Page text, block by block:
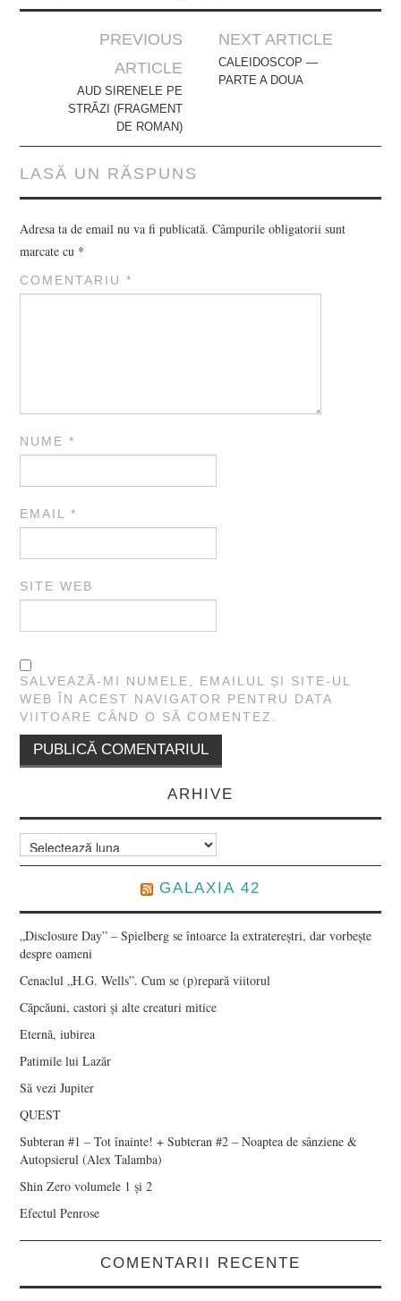
navigation
PREVIOUS
ARTICLE
AUD SIRENELE PE
STRĂZI (FRAGMENT
DE ROMAN)
NEXT ARTICLE
CALEIDOSCOP —
PARTE A DOUA
LASĂ UN RĂSPUNS
Adresa ta de email nu va fi publicată. Câmpurile obligatorii sunt
marcate cu *
COMENTARIU*
NUME*
EMAIL*
SITE WEB
SALVEAZĂ-MI NUMELE, EMAILUL ȘI SITE-UL
WEB ÎN ACEST NAVIGATOR PENTRU DATA
VIITOARE CÂND O SĂ COMENTEZ.
ARHIVE
Arhive
GALAXIA 42
„Disclosure Day” – Spielberg se întoarce la extratereștri, dar vorbește
despre oameni
Cenaclul „H.G. Wells”. Cum se (p)repară viitorul
Căpcăuni, castori și alte creaturi mitice
Eternă, iubirea
Patimile lui Lazăr
Să vezi Jupiter
QUEST
Subteran #1 – Tot înainte! + Subteran #2 – Noaptea de sânziene &
Autopsierul (Alex Talamba)
Shin Zero volumele 1 și 2
Efectul Penrose
COMENTARII RECENTE